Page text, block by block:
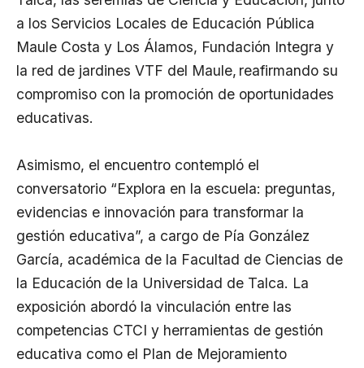
a los Servicios Locales de Educación Pública
Maule Costa y Los Álamos, Fundación Integra y
la red de jardines VTF del Maule, reafirmando su
compromiso con la promoción de oportunidades
educativas.
Asimismo, el encuentro contempló el
conversatorio “Explora en la escuela: preguntas,
evidencias e innovación para transformar la
gestión educativa”, a cargo de Pía González
García, académica de la Facultad de Ciencias de
la Educación de la Universidad de Talca. La
exposición abordó la vinculación entre las
competencias CTCI y herramientas de gestión
educativa como el Plan de Mejoramiento